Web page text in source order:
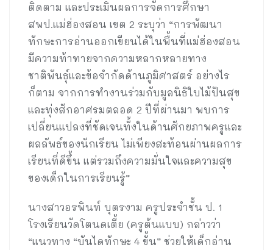
ติดตาม และประเมินผลการจัดการศึกษา
สพป.แม่ฮ่องสอน เขต 2 ระบุว่า “การพัฒนา
ทักษะการอ่านออกเขียนได้ในพื้นที่แม่ฮ่องสอน
มีความท้าทายจากความหลากหลายทาง
ชาติพันธุ์และข้อจำกัดด้านภูมิศาสตร์ อย่างไร
ก็ตาม จากการทำงานร่วมกับมูลนิธิใบไม้ปันสุข
และทุ่งสักอาศรมตลอด 2 ปีที่ผ่านมา พบการ
เปลี่ยนแปลงที่ชัดเจนทั้งในด้านศักยภาพครูและ
ผลลัพธ์ของนักเรียน ไม่เพียงสะท้อนผ่านผลการ
เรียนที่ดีขึ้น แต่รวมถึงความมั่นใจและความสุข
ของเด็กในการเรียนรู้”
นางสาวอรพินท์ บุตรงาม ครูประจำชั้น ป. 1
โรงเรียนวัดโตนดเตี้ย (ครูต้นแบบ) กล่าวว่า
“แนวทาง “บันไดทักษะ 4 ขั้น” ช่วยให้เด็กอ่าน